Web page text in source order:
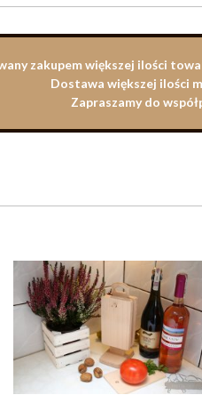
zakupem większej ilości
Dostawa większej ilości
Zapraszamy do